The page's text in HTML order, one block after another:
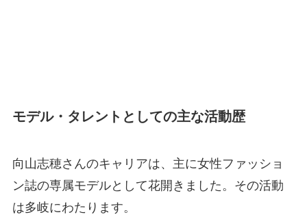
モデル・タレントとしての主な活動歴
向山志穂さんのキャリアは、主に女性ファッショ
ン誌の専属モデルとして花開きました。その活動
は多岐にわたります。